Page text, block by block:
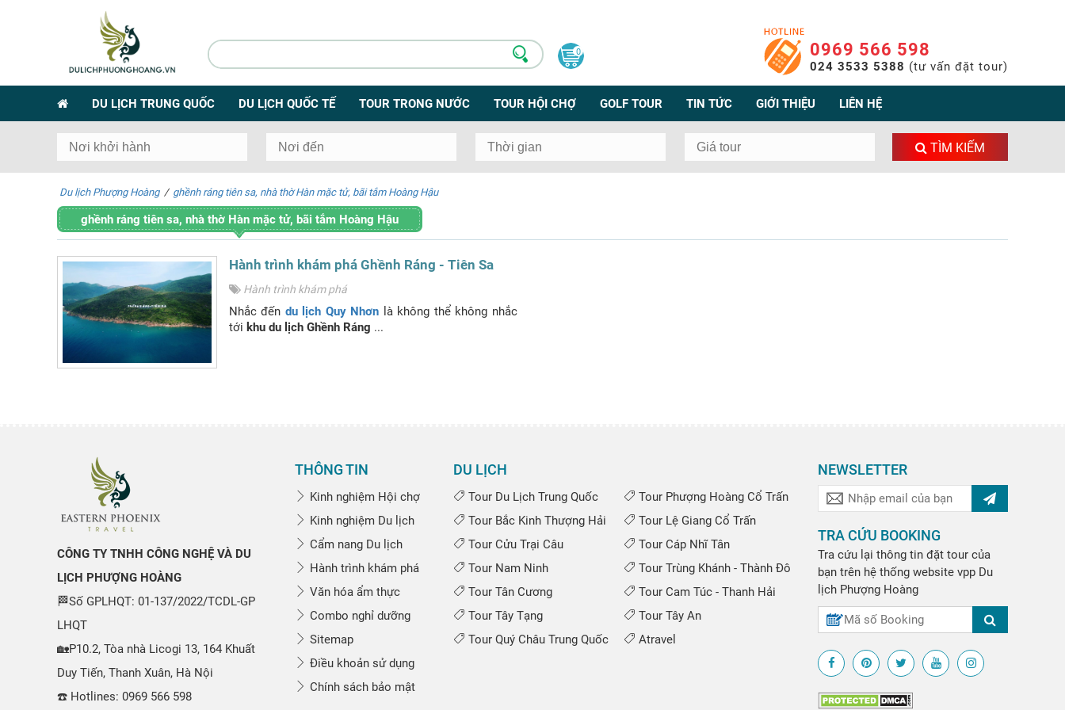
0 0969 566 598
024 3533 5388 (tư vấn đặt tour)
DU LỊCH TRUNG QUỐC DU LỊCH QUỐC TẾ TOUR TRONG NƯỚC TOUR HỘI CHỢ GOLF TOUR TIN TỨC GIỚI THIỆU LIÊN HỆ
TÌM KIẾM
Du lịch Phượng Hoàng / ghềnh ráng tiên sa, nhà thờ Hàn mặc tử, bãi tắm Hoàng Hậu
ghềnh ráng tiên sa, nhà thờ Hàn mặc tử, bãi tắm Hoàng Hậu
Hành trình khám phá Ghềnh Ráng - Tiên Sa
Hành trình khám phá
Nhắc đến du lịch Quy Nhơn là không thể không nhắc
tới khu du lịch Ghềnh Ráng ...
CÔNG TY TNHH CÔNG NGHỆ VÀ DU
LỊCH PHƯỢNG HOÀNG
🏁Số GPLHQT: 01-137/2022/TCDL-GP
LHQT
🏡P10.2, Tòa nhà Licogi 13, 164 Khuất
Duy Tiến, Thanh Xuân, Hà Nội
☎️ Hotlines: 0969 566 598
THÔNG TIN
Kinh nghiệm Hội chợ
Kinh nghiệm Du lịch
Cẩm nang Du lịch
Hành trình khám phá
Văn hóa ẩm thực
Combo nghỉ dưỡng
Sitemap
Điều khoản sử dụng
Chính sách bảo mật
DU LỊCH
Tour Du Lịch Trung Quốc
Tour Phượng Hoàng Cổ Trấn
Tour Bắc Kinh Thượng Hải
Tour Lệ Giang Cổ Trấn
Tour Cửu Trại Câu
Tour Cáp Nhĩ Tân
Tour Nam Ninh
Tour Trùng Khánh - Thành Đô
Tour Tân Cương
Tour Cam Túc - Thanh Hải
Tour Tây Tạng
Tour Tây An
Tour Quý Châu Trung Quốc
Atravel
NEWSLETTER
TRA CỨU BOOKING
Tra cứu lại thông tin đặt tour của
bạn trên hệ thống website vpp Du
lịch Phượng Hoàng